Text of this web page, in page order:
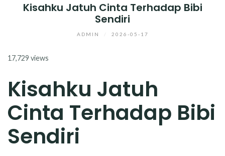
Kisahku Jatuh Cinta Terhadap Bibi
Sendiri
ADMIN 2026-05-17
17,729 views
Kisahku Jatuh
Cinta Terhadap Bibi
Sendiri
CERITA SKANDAL
CERITA BASAH
CERITA MALAM
CERITA NAKAL
CERITA SEMPROT